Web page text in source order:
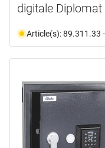
digitale Diplomat
Article(s): 89.311.33